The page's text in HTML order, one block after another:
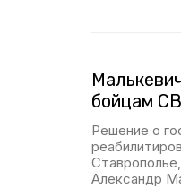
бойцам
Решение о
Александр